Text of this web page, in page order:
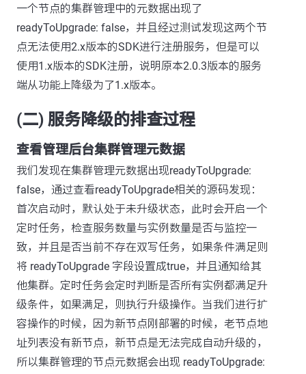
一个节点的集群管理中的元数据出现了
readyToUpgrade: false，并且经过测试发现这两个节
点无法使用2.x版本的SDK进行注册服务，但是可以
使用1.x版本的SDK注册，说明原本2.0.3版本的服务
端从功能上降级为了1.x版本。
(二) 服务降级的排查过程
查看管理后台集群管理元数据
我们发现在集群管理元数据出现readyToUpgrade:
false，通过查看readyToUpgrade相关的源码发现：
首次启动时，默认处于未升级状态，此时会开启一个
定时任务，检查服务数量与实例数量是否与监控一
致，并且是否当前不存在双写任务，如果条件满足则
将 readyToUpgrade 字段设置成true，并且通知给其
他集群。定时任务会定时判断是否所有实例都满足升
级条件，如果满足，则执行升级操作。当我们进行扩
容操作的时候，因为新节点刚部署的时候，老节点地
址列表没有新节点，新节点是无法完成自动升级的，
所以集群管理的节点元数据会出现 readyToUpgrade: